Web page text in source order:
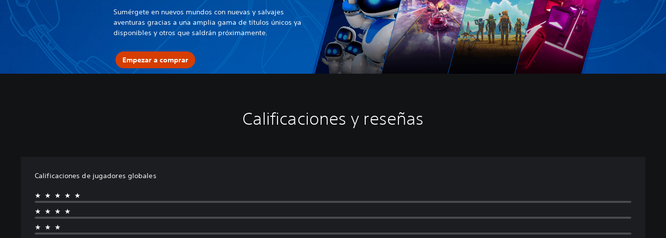
Sumérgete en nuevos mundos con nuevas y salvajes
aventuras gracias a una amplia gama de títulos únicos ya
disponibles y otros que saldrán próximamente.
Empezar a comprar
Calificaciones y reseñas
Calificaciones de jugadores globales
★★★★★
★★★★
★★★